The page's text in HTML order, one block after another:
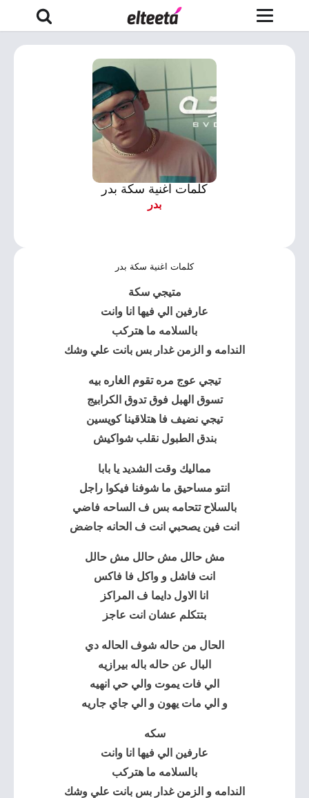
كلمات اغنية سكة بدر
بدر
كلمات اغنية سكة بدر
متيجيسكة
عارفين الي فيها انا وانت
بالسلامه ما هتركب
الندامه و الزمن غدار بس بانت علي وشك
تيجي عوج مره تقوم الغاره بيه
تسوق الهبل فوق تدوق الكرابيج
تيجي نضيف فا هتلاقينا كويسين
بندق الطبول نقلب شواكيش
مماليك وقت الشديد يا بابا
انتو مساحيق ما شوفنا فيكوا راجل
بالسلاح تتحامه بس ف الساحه فاضي
انت فين يصحبي انت ف الحانه جاضض
مش حالل مش حالل مش حالل
انت فاشل و واكل فا فاكس
انا الاول دايما ف المراكز
بتتكلم عشان انت عاجز
الحال من حاله شوف الحاله دي
البال عن حاله باله بيرازيه
الي فات يموت والي حي انهيه
و الي مات يهون و الي جاي جاريه
سكه
عارفين الي فيها انا وانت
بالسلامه ما هتركب
الندامه و الزمن غدار بس بانت علي وشك